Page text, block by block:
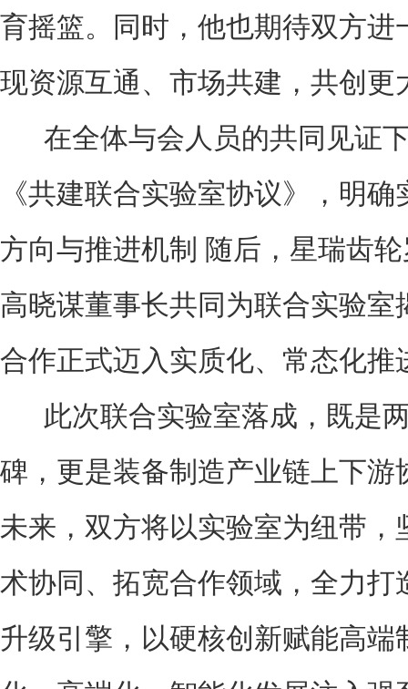
育摇篮。同时，他也期待双方进
现资源互通、市场共建，共创更
在全体与会人员的共同见证
《共建联合实验室协议》，明
方向与推进机制 随后，星瑞齿
高晓谋董事长共同为联合实验室
合作正式迈入实质化、常态化推
此次联合实验室落成，既是
碑，更是装备制造产业链上下游
未来，双方将以实验室为纽带，
术协同、拓宽合作领域，全力打
升级引擎，以硬核创新赋能高